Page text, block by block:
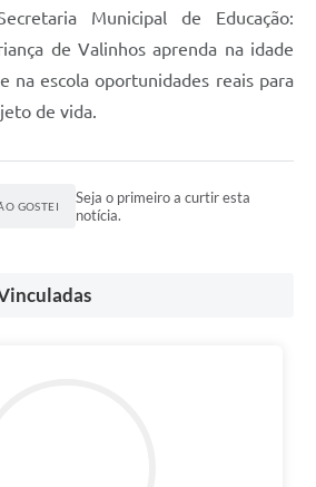
Municipal de Educação:
de Valinhos aprenda na idade
na escola oportunidades reais para
de vida.
GOSTEI
Seja o primeiro a curtir esta
notícia.